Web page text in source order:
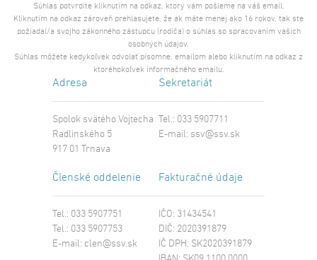
Súhlas potvrdíte kliknutím na odkaz, ktorý vám pošleme na váš email.
Kliknutím na odkaz zároveň prehlasujete, že ak máte menej ako 16 rokov, tak ste
požiadal/a svojho zákonného zástupcu (rodiča) o súhlas so spracovaním vašich
osobných údajov.
Súhlas môžete kedykoľvek odvolať písomne, emailom alebo kliknutím na odkaz z
ktoréhokoľvek informačného emailu.
Adresa
Spolok svätého Vojtecha
Radlinského 5
917 01 Trnava
Sekretariát
Tel.: 033 5907711
E-mail: ssv@ssv.sk
Členské oddelenie
Tel.: 033 5907751
Tel.: 033 5907753
E-mail: clen@ssv.sk
Fakturačné údaje
IČO: 31434541
DIČ: 2020391879
IČ DPH: SK2020391879